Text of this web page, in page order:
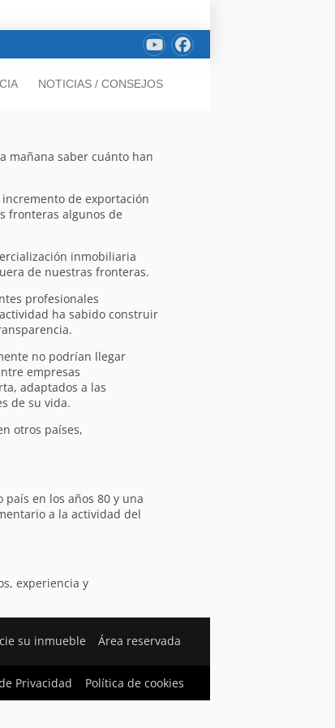
NOTICIAS / CONSEJOS
mañana saber cuánto han
de exportación
fronteras algunos de
inmobiliaria
de nuestras fronteras.
profesionales
ha sabido construir
no podrían llegar
empresas
adaptados a las
de su vida.
otros países,
en los años 80 y una
a la actividad del
experiencia y
su inmueble Área reservada
Privacidad Política de cookies